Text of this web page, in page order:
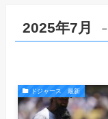
2025年7月
ドジャース 最新